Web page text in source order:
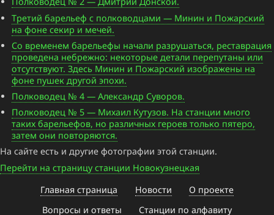
Третий барельеф с полководцами — Минин и Пожарский
на фоне секир и мечей.
Со временем барельефы начали разрушаться, реставрация
проведена небрежно: некоторые детали перепутаны или
отсутствуют. Здесь Минин и Пожарский изображены на
фоне пушек другой эпохи.
Полководец № 4 — Александр Суворов.
Полководец № 5 — Михаил Кутузов. На станции много
таких барельефов, но различных героев только пятеро,
затем они повторяются.
На сайте есть и другие фотографии этой станции.
Перейти на страницу станции Новокузнецкая
Главная страница
Новости
О проекте
Вопросы и ответы
Станции по алфавиту